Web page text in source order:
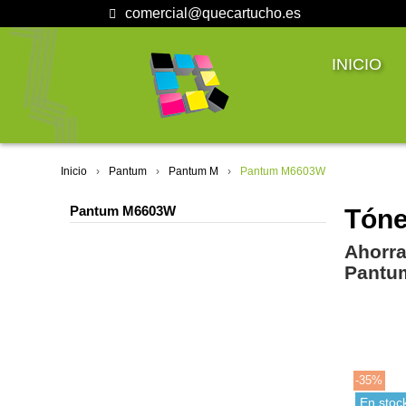
comercial@quecartucho.es
INICIO
Inicio Pantum Pantum M Pantum M6603W
Pantum M6603W
-35%
En